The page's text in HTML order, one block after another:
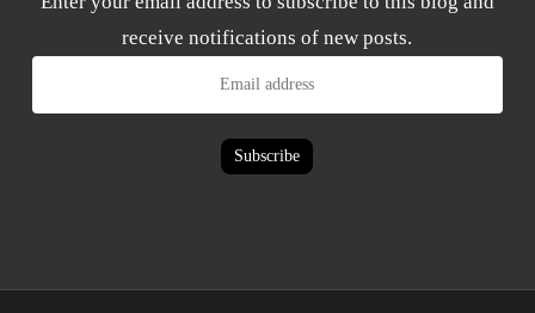
receive notifications of new posts.
Email
Subscribe